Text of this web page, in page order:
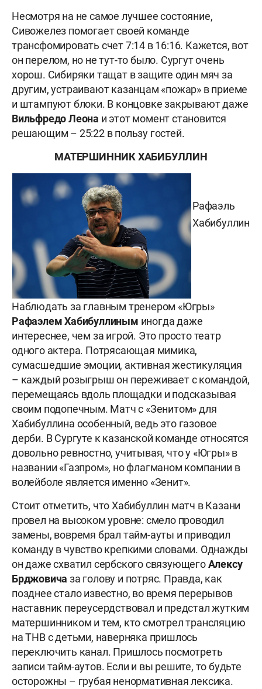
Несмотря на не самое лучшее состояние,
Сивожелез помогает своей команде
трансфомировать счет 7:14 в 16:16. Кажется, вот
он перелом, но не тут-то было. Сургут очень
хорош. Сибиряки тащат в защите один мяч за
другим, устраивают казанцам «пожар» в приеме
и штампуют блоки. В концовке закрывают даже
Вильфредо Леона и этот момент становится
решающим – 25:22 в пользу гостей.
МАТЕРШИННИК ХАБИБУЛЛИН
Рафаэль
Хабибуллин
Наблюдать за главным тренером «Югры»
Рафаэлем Хабибуллиным иногда даже
интереснее, чем за игрой. Это просто театр
одного актера. Потрясающая мимика,
сумасшедшие эмоции, активная жестикуляция
– каждый розыгрыш он переживает с командой,
перемещаясь вдоль площадки и подсказывая
своим подопечным. Матч с «Зенитом» для
Хабибуллина особенный, ведь это газовое
дерби. В Сургуте к казанской команде относятся
довольно ревностно, учитывая, что у «Югры» в
названии «Газпром», но флагманом компании в
волейболе является именно «Зенит».
Стоит отметить, что Хабибуллин матч в Казани
провел на высоком уровне: смело проводил
замены, вовремя брал тайм-ауты и приводил
команду в чувство крепкими словами. Однажды
он даже схватил сербского связующегоАлексу
Брджовича за голову и потряс. Правда, как
позднее стало известно, во время перерывов
наставник переусердствовал и предстал жутким
матершинником и тем, кто смотрел трансляцию
на ТНВ с детьми, наверняка пришлось
переключить канал. Пришлось посмотреть
записи тайм-аутов. Если и вы решите, то будьте
осторожны – грубая ненормативная лексика.